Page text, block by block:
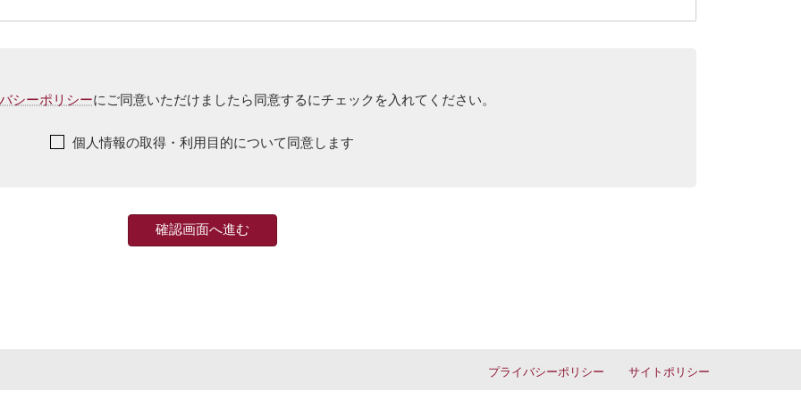
シーポリシーにご同意いただけましたら同意するにチェックを入れてください。
個人情報の取得・利用目的について同意します
プライバシーポリシー サイトポリシー